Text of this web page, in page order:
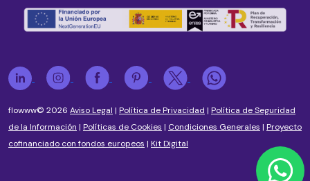
flowww© 2026 Aviso Legal | Política de Privacidad | Política de Seguridad
de la Información | Políticas de Cookies | Condiciones Generales | Proyecto
cofinanciado con fondos europeos | Kit Digital